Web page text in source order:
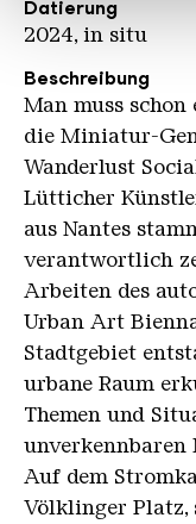
gesammelt haben.
Datierung
2024, in situ
Beschreibung
Man muss schon
die Miniatur-
Wanderlust
Lütticher
aus Nantes
verantwortlich
Arbeiten des
Urban Art
Stadtgebiet
urbane Raum
Themen und
unverkennbaren
Auf dem
Völklinger Platz,